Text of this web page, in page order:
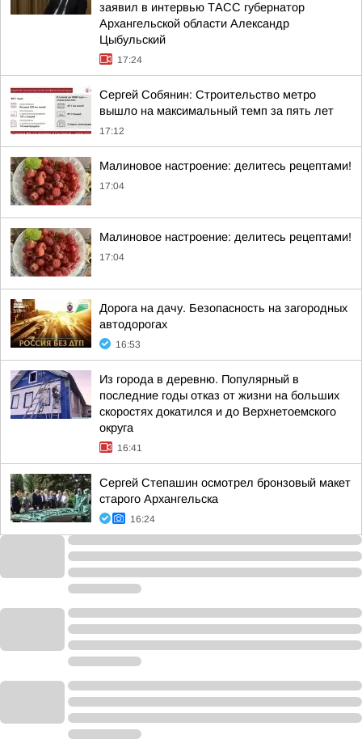
заявил в интервью ТАСС губернатор
Архангельской области Александр
Цыбульский
17:24
Сергей Собянин: Строительство метро
вышло на максимальный темп за пять лет
17:12
Малиновое настроение: делитесь рецептами!
17:04
Малиновое настроение: делитесь рецептами!
17:04
Дорога на дачу. Безопасность на загородных
автодорогах
16:53
Из города в деревню. Популярный в
последние годы отказ от жизни на больших
скоростях докатился и до Верхнетоемского
округа
16:41
Сергей Степашин осмотрел бронзовый макет
старого Архангельска
16:24